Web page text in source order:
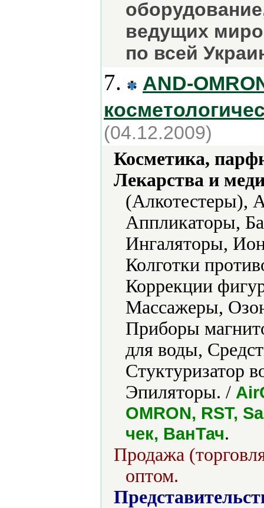
ведущих
по всей
7.
AND-
(04.12.2009)
Косметика,
Лекарства и
(Алкотестеры),
Аппликаторы,
Ингаляторы,
Колготки
Коррекции
Массажеры,
Приборы
для воды,
Стуктуризатор
Эпиляторы. /
OMRON, RST,
чек, ВанТач.
Продажа
оптом.